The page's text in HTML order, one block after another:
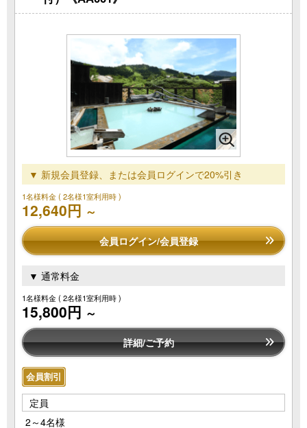
▼ 新規会員登録、または会員ログインで20%引き
1名様料金( 2名様1室利用時 )
12,640円 ～
会員ログイン/会員登録
▼ 通常料金
1名様料金( 2名様1室利用時 )
15,800円 ～
詳細/ご予約
会員割引
定員
2～4名様